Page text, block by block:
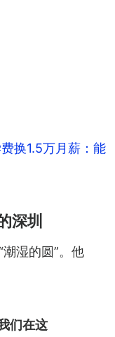
换1.5万月薪：能
深圳
湿的圆”。他
们在这